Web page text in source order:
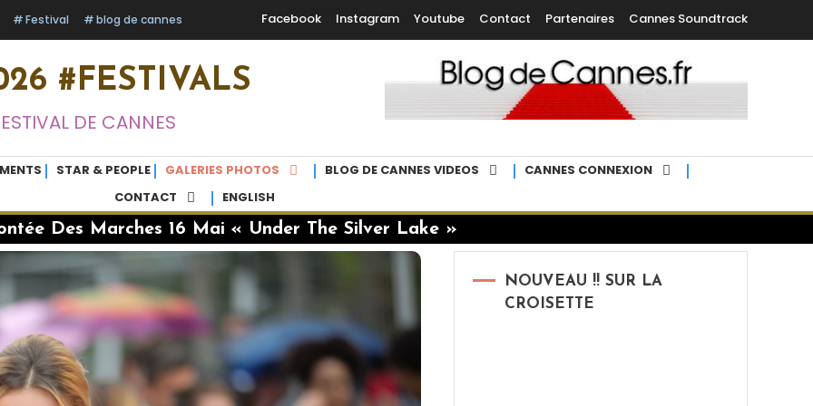
Festival blog de cannes Facebook Instagram Youtube Contact Partenaires Cannes Soundtrack
#FESTIVALS
DE CANNES
STAR & PEOPLE GALERIES PHOTOS BLOG DE CANNES VIDEOS
CANNES CONNEXION
CONTACT
ENGLISH
Des Marches 16 Mai « Under The Silver Lake »
NOUVEAU !! SUR LA
CROISETTE